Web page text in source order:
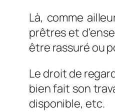
Là, comme
prêtres et
être rassuré ou
Le droit de
bien fait son
disponible, etc.